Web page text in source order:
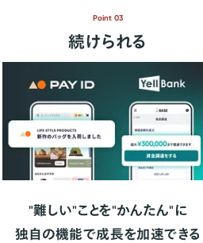
Point 03
続けられる
"難しい"ことを"かんたん"に
独自の機能で成長を加速できる